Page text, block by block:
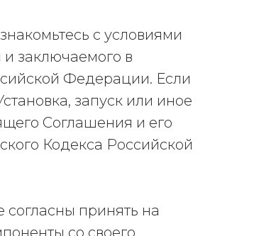
с условиями
заключаемого в
Федерации. Если
запуск или иное
Соглашения и его
Кодекса Российской
принять на
со своего